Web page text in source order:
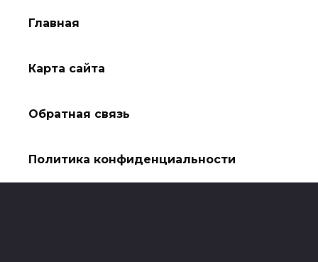
Главная
Карта сайта
Обратная связь
Политика конфиденциальности